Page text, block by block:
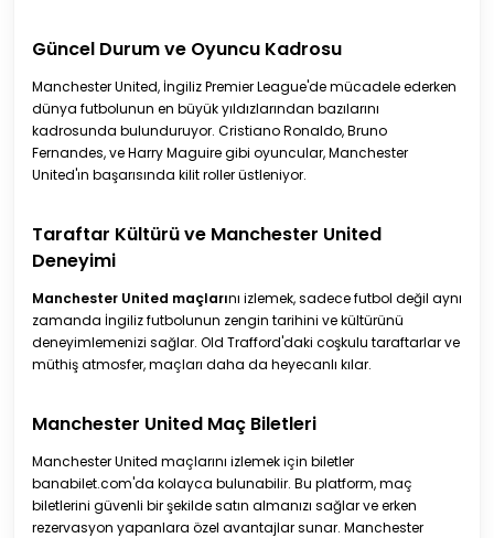
Güncel Durum ve Oyuncu Kadrosu
Manchester United, İngiliz Premier League'de mücadele ederken
dünya futbolunun en büyük yıldızlarından bazılarını
kadrosunda bulunduruyor. Cristiano Ronaldo, Bruno
Fernandes, ve Harry Maguire gibi oyuncular, Manchester
United'ın başarısında kilit roller üstleniyor.
Taraftar Kültürü ve Manchester United
Deneyimi
Manchester United maçlarını izlemek, sadece futbol değil aynı
zamanda İngiliz futbolunun zengin tarihini ve kültürünü
deneyimlemenizi sağlar. Old Trafford'daki coşkulu taraftarlar ve
müthiş atmosfer, maçları daha da heyecanlı kılar.
Manchester United Maç Biletleri
Manchester United maçlarını izlemek için biletler
banabilet.com'da kolayca bulunabilir. Bu platform, maç
biletlerini güvenli bir şekilde satın almanızı sağlar ve erken
rezervasyon yapanlara özel avantajlar sunar. Manchester